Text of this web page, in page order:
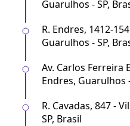
Guarulhos - SP,
R. Endres, 1412-
Guarulhos - SP,
Av. Carlos Ferreira
Endres, Guarulhos
R. Cavadas, 847 -
SP, Brasil